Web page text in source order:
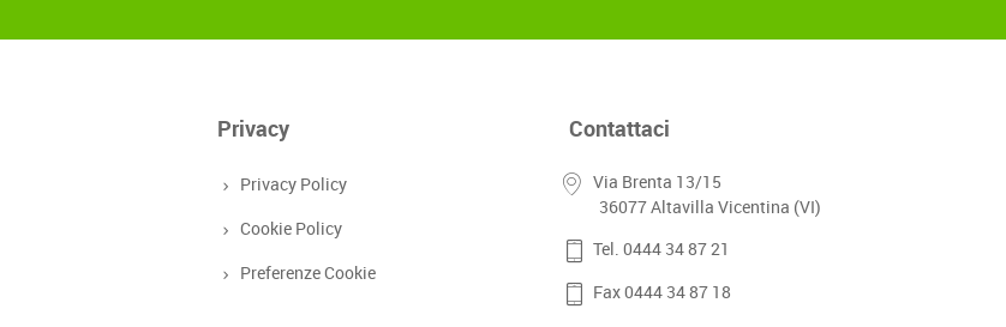
Privacy
Privacy Policy
Cookie Policy
Preferenze Cookie
Contattaci
Via Brenta 13/15
36077 Altavilla Vicentina (VI)
Tel. 0444 34 87 21
Fax 0444 34 87 18